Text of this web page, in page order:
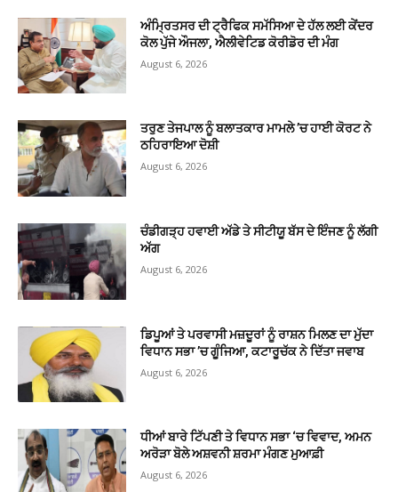
ਅੰਮ੍ਰਿਤਸਰ ਦੀ ਟ੍ਰੈਫਿਕ ਸਮੱਸਿਆ ਦੇ ਹੱਲ ਲਈ ਕੇਂਦਰ
ਕੋਲ ਪੁੱਜੇ ਔਜਲਾ, ਐਲੀਵੇਟਿਡ ਕੋਰੀਡੋਰ ਦੀ ਮੰਗ
August 6, 2026
ਤਰੁਣ ਤੇਜਪਾਲ ਨੂੰ ਬਲਾਤਕਾਰ ਮਾਮਲੇ ’ਚ ਹਾਈ ਕੋਰਟ ਨੇ
ਠਹਿਰਾਇਆ ਦੋਸ਼ੀ
August 6, 2026
ਚੰਡੀਗੜ੍ਹ ਹਵਾਈ ਅੱਡੇ ਤੇ ਸੀਟੀਯੂ ਬੱਸ ਦੇ ਇੰਜਣ ਨੂੰ ਲੱਗੀ
ਅੱਗ
August 6, 2026
ਡਿਪੂਆਂ ਤੇ ਪਰਵਾਸੀ ਮਜ਼ਦੂਰਾਂ ਨੂੰ ਰਾਸ਼ਨ ਮਿਲਣ ਦਾ ਮੁੱਦਾ
ਵਿਧਾਨ ਸਭਾ ’ਚ ਗੂੰਜਿਆ, ਕਟਾਰੂਚੱਕ ਨੇ ਦਿੱਤਾ ਜਵਾਬ
August 6, 2026
ਧੀਆਂ ਬਾਰੇ ਟਿੱਪਣੀ ਤੇ ਵਿਧਾਨ ਸਭਾ ‘ਚ ਵਿਵਾਦ, ਅਮਨ
ਅਰੋੜਾ ਬੋਲੇ ਅਸ਼ਵਨੀ ਸ਼ਰਮਾ ਮੰਗਣ ਮੁਆਫ਼ੀ
August 6, 2026